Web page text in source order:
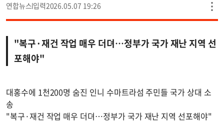
연합뉴스 2026.05.07 19:26
"복구·재건 작업 매우 더뎌…정부가 국가 재난 지역 선
포해야"
대홍수에 1천200명 숨진 인니 수마트라섬 주민들 국가 상대 소
송
"복구·재건 작업 매우 더뎌…정부가 국가 재난 지역 선포해야"